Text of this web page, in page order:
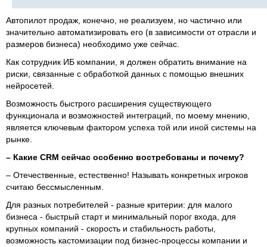
Автопилот продаж, конечно, не реализуем, но частично или
значительно автоматизировать его (в зависимости от отрасли и
размеров бизнеса) необходимо уже сейчас.
Как сотрудник ИБ компании, я должен обратить внимание на
риски, связанные с обработкой данных с помощью внешних
нейросетей.
Возможность быстрого расширения существующего
функционала и возможностей интеграций, по моему мнению,
является ключевым фактором успеха той или иной системы на
рынке.
– Какие CRM сейчас особенно востребованы и почему?
– Отечественные, естественно! Называть конкретных игроков
считаю бессмысленным.
Для разных потребителей - разные критерии: для малого
бизнеса - быстрый старт и минимальный порог входа, для
крупных компаний - скорость и стабильность работы,
возможность кастомизации под бизнес-процессы компании и